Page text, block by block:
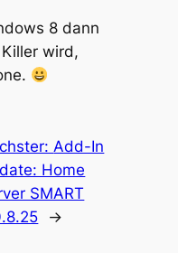
8 dann
wird,
Add-In
Home
SMART
→